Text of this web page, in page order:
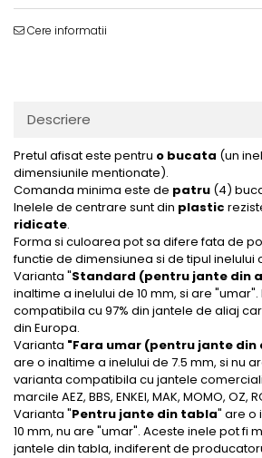
Cere informatii
Descriere
Pretul afisat este pentru o bucata (un
dimensiunile mentionate).
Comanda minima este de patru (4)
Inelele de centrare sunt din plastic
ridicate.
Forma si culoarea pot sa difere fata de
functie de dimensiunea si de tipul inelului
Varianta "Standard (pentru jante din
inaltime a inelului de 10 mm, si are
compatibila cu 97% din jantele de aliaj
din Europa.
Varianta "Fara umar (pentru jante
are o inaltime a inelului de 7.5 mm, si nu
varianta compatibila cu jantele
marcile AEZ, BBS, ENKEI, MAK, MOMO, OZ,
Varianta "Pentru jante din tabla" are o
10 mm, nu are "umar". Aceste inele pot fi
jantele din tabla, indiferent de